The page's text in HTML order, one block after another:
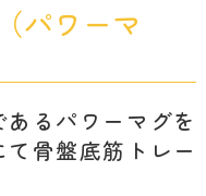
パワーマ
るパワーマグを
骨盤底筋トレー